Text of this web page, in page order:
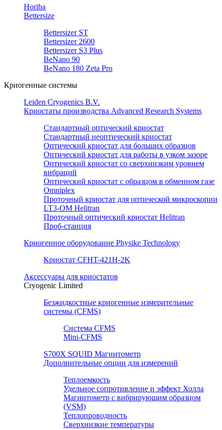
Horiba
Bettersize
Bettersizer ST
Bettersizer 2600
Bettersizer S3 Plus
BeNano 90
BeNano 180 Zeta Pro
Криогенные системы
Leiden Cryogenics B.V.
Криостаты производства Advanced Research Systems
Стандартный оптический криостат
Стандартный неоптический криостат
Оптический криостат для больших образцов
Оптический криостат для работы в узком зазоре
Оптический криостат со сверхнизким уровнем
вибраций
Оптический криостат с образцом в обменном газе
Omniplex
Проточный криостат для оптической микроскопии
LT3-OM Helitran
Проточный оптический криостат Helitran
Проб-станция
Криогенное оборудование Physike Technology
Криостат CFHT-421H-2K
Аксессуары для криостатов
Cryogenic Limited
Безжидкостные криогенные измерительные
системы (CFMS)
Система CFMS
Mini-CFMS
S700X SQUID Магнитометр
Дополнительные опции для измерений
Теплоемкость
Удельное сопротивление и эффект Холла
Магнитометр с вибрирующим образцом
(VSM)
Теплопроводность
Сверхнизкие температуры